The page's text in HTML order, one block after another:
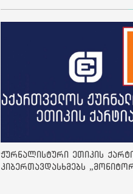
ჟურნალისტური ეთიკის
კიბერთავდასხმებს